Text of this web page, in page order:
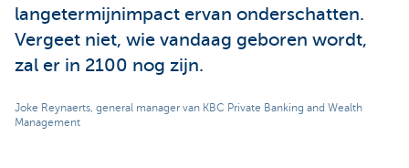
langetermijnimpact ervan onderschatten.
Vergeet niet, wie vandaag geboren wordt,
zal er in 2100 nog zijn.
Joke Reynaerts, general manager van KBC Private Banking and Wealth
Management